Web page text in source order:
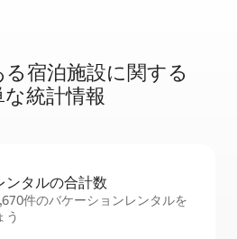
宿⁠泊⁠施⁠設⁠に関⁠す⁠る
統⁠計⁠情⁠報
ン⁠タ⁠ル⁠の合⁠計⁠数
件のバケーションレンタルを
う